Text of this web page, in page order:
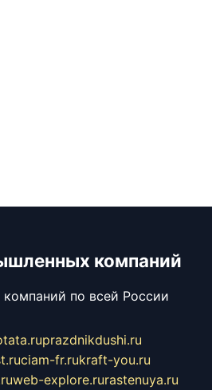
компаний
компаний по всей России
prazdnikdushi.ru
ciam-fr.rukraft-you.ru
web-explore.rurastenuya.ru